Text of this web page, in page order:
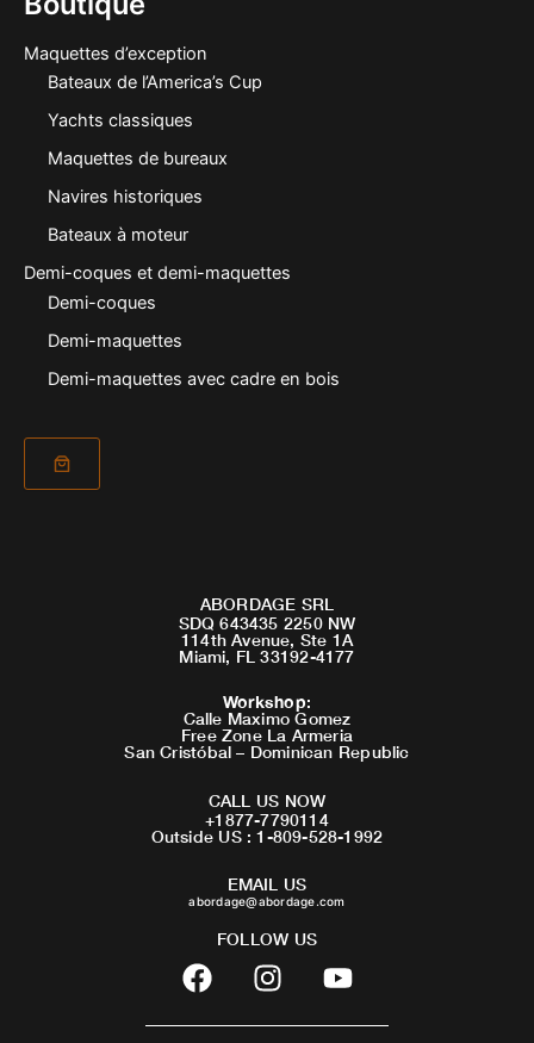
Maquettes d’exception
Bateaux de l’America’s Cup
Yachts classiques
Maquettes de bureaux
Navires historiques
Bateaux à moteur
Demi-coques et demi-maquettes
Demi-coques
Demi-maquettes
Demi-maquettes avec cadre en bois
ABORDAGE SRL
SDQ 643435 2250 NW
114th Avenue, Ste 1A
Miami, FL 33192-4177
Workshop:
Calle Maximo Gomez
Free Zone La Armeria
San Cristóbal – Dominican Republic
CALL US NOW
+1877-7790114
Outside US : 1-809-528-1992
EMAIL US
abordage@abordage.com
FOLLOW US
F
a
c
I
n
s
Y
o
u